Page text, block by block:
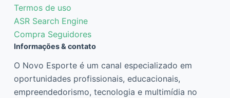
Termos de uso
ASR Search Engine
Compra Seguidores
Informações & contato
O Novo Esporte é um canal especializado em
oportunidades profissionais, educacionais,
empreendedorismo, tecnologia e multimídia no